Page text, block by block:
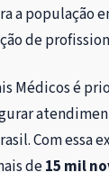
a população
de
Médicos é
Com essa
de15 mil